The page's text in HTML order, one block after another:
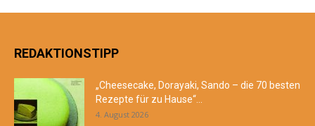
REDAKTIONSTIPP
„Cheesecake, Dorayaki, Sando – die 70 besten
Rezepte für zu Hause“...
4. August 2026